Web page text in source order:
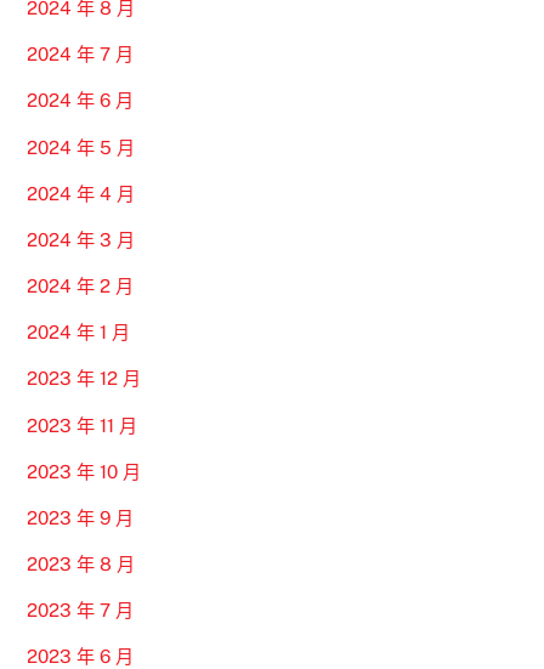
2024 年 8 月
2024 年 7 月
2024 年 6 月
2024 年 5 月
2024 年 4 月
2024 年 3 月
2024 年 2 月
2024 年 1 月
2023 年 12 月
2023 年 11 月
2023 年 10 月
2023 年 9 月
2023 年 8 月
2023 年 7 月
2023 年 6 月